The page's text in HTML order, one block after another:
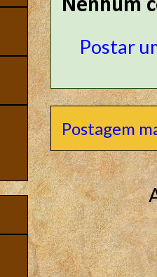
Nenhum
Postar
Postagem